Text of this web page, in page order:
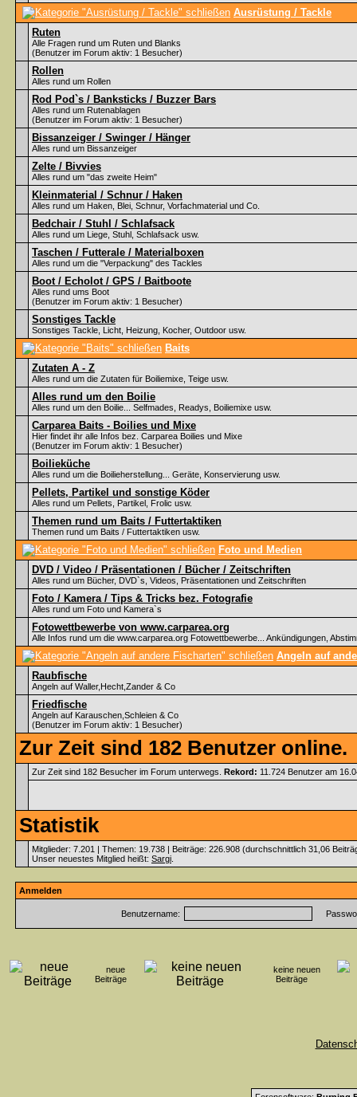
Ausrüstung / Tackle
Ruten
Alle Fragen rund um Ruten und Blanks
(Benutzer im Forum aktiv: 1 Besucher)
Rollen
Alles rund um Rollen
Rod Pod`s / Banksticks / Buzzer Bars
Alles rund um Rutenablagen
(Benutzer im Forum aktiv: 1 Besucher)
Bissanzeiger / Swinger / Hänger
Alles rund um Bissanzeiger
Zelte / Bivvies
Alles rund um "das zweite Heim"
Kleinmaterial / Schnur / Haken
Alles rund um Haken, Blei, Schnur, Vorfachmaterial und Co.
Bedchair / Stuhl / Schlafsack
Alles rund um Liege, Stuhl, Schlafsack usw.
Taschen / Futterale / Materialboxen
Alles rund um die "Verpackung" des Tackles
Boot / Echolot / GPS / Baitboote
Alles rund ums Boot
(Benutzer im Forum aktiv: 1 Besucher)
Sonstiges Tackle
Sonstiges Tackle, Licht, Heizung, Kocher, Outdoor usw.
Baits
Zutaten A - Z
Alles rund um die Zutaten für Boiliemixe, Teige usw.
Alles rund um den Boilie
Alles rund um den Boilie... Selfmades, Readys, Boiliemixe usw.
Carparea Baits - Boilies und Mixe
Hier findet ihr alle Infos bez. Carparea Boilies und Mixe
(Benutzer im Forum aktiv: 1 Besucher)
Boilieküche
Alles rund um die Boilieherstellung... Geräte, Konservierung usw.
Pellets, Partikel und sonstige Köder
Alles rund um Pellets, Partikel, Frolic usw.
Themen rund um Baits / Futtertaktiken
Themen rund um Baits / Futtertaktiken usw.
Foto und Medien
DVD / Video / Präsentationen / Bücher / Zeitschriften
Alles rund um Bücher, DVD`s, Videos, Präsentationen und Zeitschriften
Foto / Kamera / Tips & Tricks bez. Fotografie
Alles rund um Foto und Kamera`s
Fotowettbewerbe von www.carparea.org
Alle Infos rund um die www.carparea.org Fotowettbewerbe... Ankündigungen,
Angeln auf
Raubfische
Angeln auf Waller,Hecht,Zander & Co
Friedfische
Angeln auf Karauschen,Schleien & Co
(Benutzer im Forum aktiv: 1 Besucher)
Zur Zeit sind 182 Benutzer online.
Zur Zeit sind 182 Besucher im Forum unterwegs. Rekord: 11.724 Benutzer am
Statistik
Mitglieder: 7.201 | Themen: 19.738 | Beiträge: 226.908 (durchschnittlich 31,06
Unser neuestes Mitglied heißt: Sargi
Anmelden
Benutzername:
neue
Beiträge
keine neuen
Beiträge